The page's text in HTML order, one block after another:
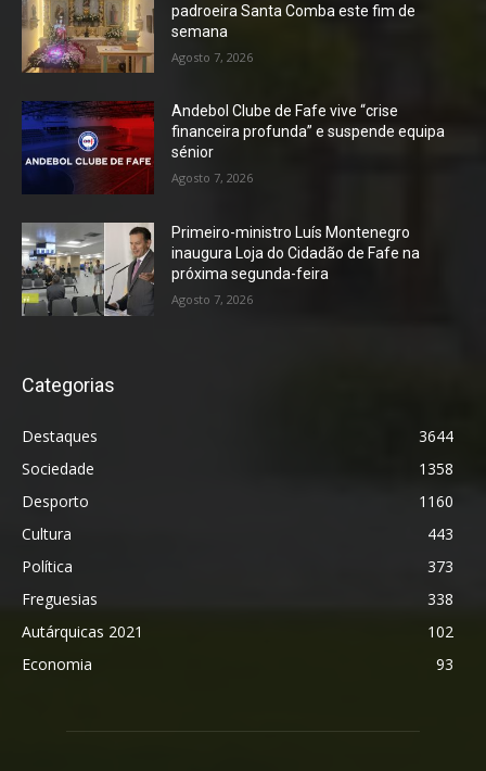
padroeira Santa Comba este fim de
semana
Agosto 7, 2026
Andebol Clube de Fafe vive “crise
financeira profunda” e suspende equipa
sénior
Agosto 7, 2026
Primeiro-ministro Luís Montenegro
inaugura Loja do Cidadão de Fafe na
próxima segunda-feira
Agosto 7, 2026
Categorias
Destaques
3644
Sociedade
1358
Desporto
1160
Cultura
443
Política
373
Freguesias
338
Autárquicas 2021
102
Economia
93